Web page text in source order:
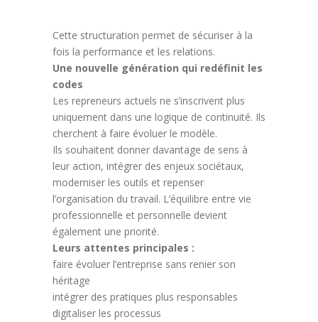
Cette structuration permet de sécuriser à la
fois la performance et les relations.
Une nouvelle génération qui redéfinit les
codes
Les repreneurs actuels ne s’inscrivent plus
uniquement dans une logique de continuité. Ils
cherchent à faire évoluer le modèle.
Ils souhaitent donner davantage de sens à
leur action, intégrer des enjeux sociétaux,
moderniser les outils et repenser
l’organisation du travail. L’équilibre entre vie
professionnelle et personnelle devient
également une priorité.
Leurs attentes principales :
faire évoluer l’entreprise sans renier son
héritage
intégrer des pratiques plus responsables
digitaliser les processus